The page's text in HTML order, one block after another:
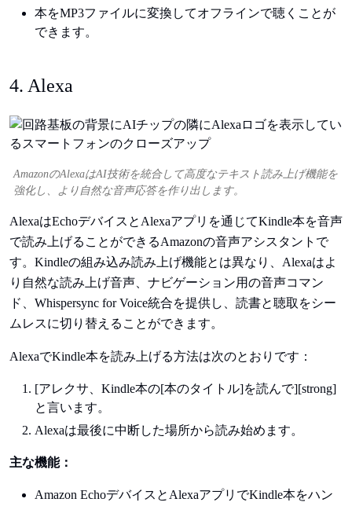
本をMP3ファイルに変換してオフラインで聴くことが
できます。
4. Alexa
AmazonのAlexaはAI技術を統合して高度なテキスト読み上げ機能を
強化し、より自然な音声応答を作り出します。
AlexaはEchoデバイスとAlexaアプリを通じてKindle本を音声
で読み上げることができるAmazonの音声アシスタントで
す。Kindleの組み込み読み上げ機能とは異なり、Alexaはよ
り自然な読み上げ音声、ナビゲーション用の音声コマン
ド、Whispersync for Voice統合を提供し、読書と聴取をシー
ムレスに切り替えることができます。
AlexaでKindle本を読み上げる方法は次のとおりです：
[アレクサ、Kindle本の[本のタイトル]を読んで][strong]
と言います。
Alexaは最後に中断した場所から読み始めます。
主な機能：
Amazon EchoデバイスとAlexaアプリでKindle本をハン